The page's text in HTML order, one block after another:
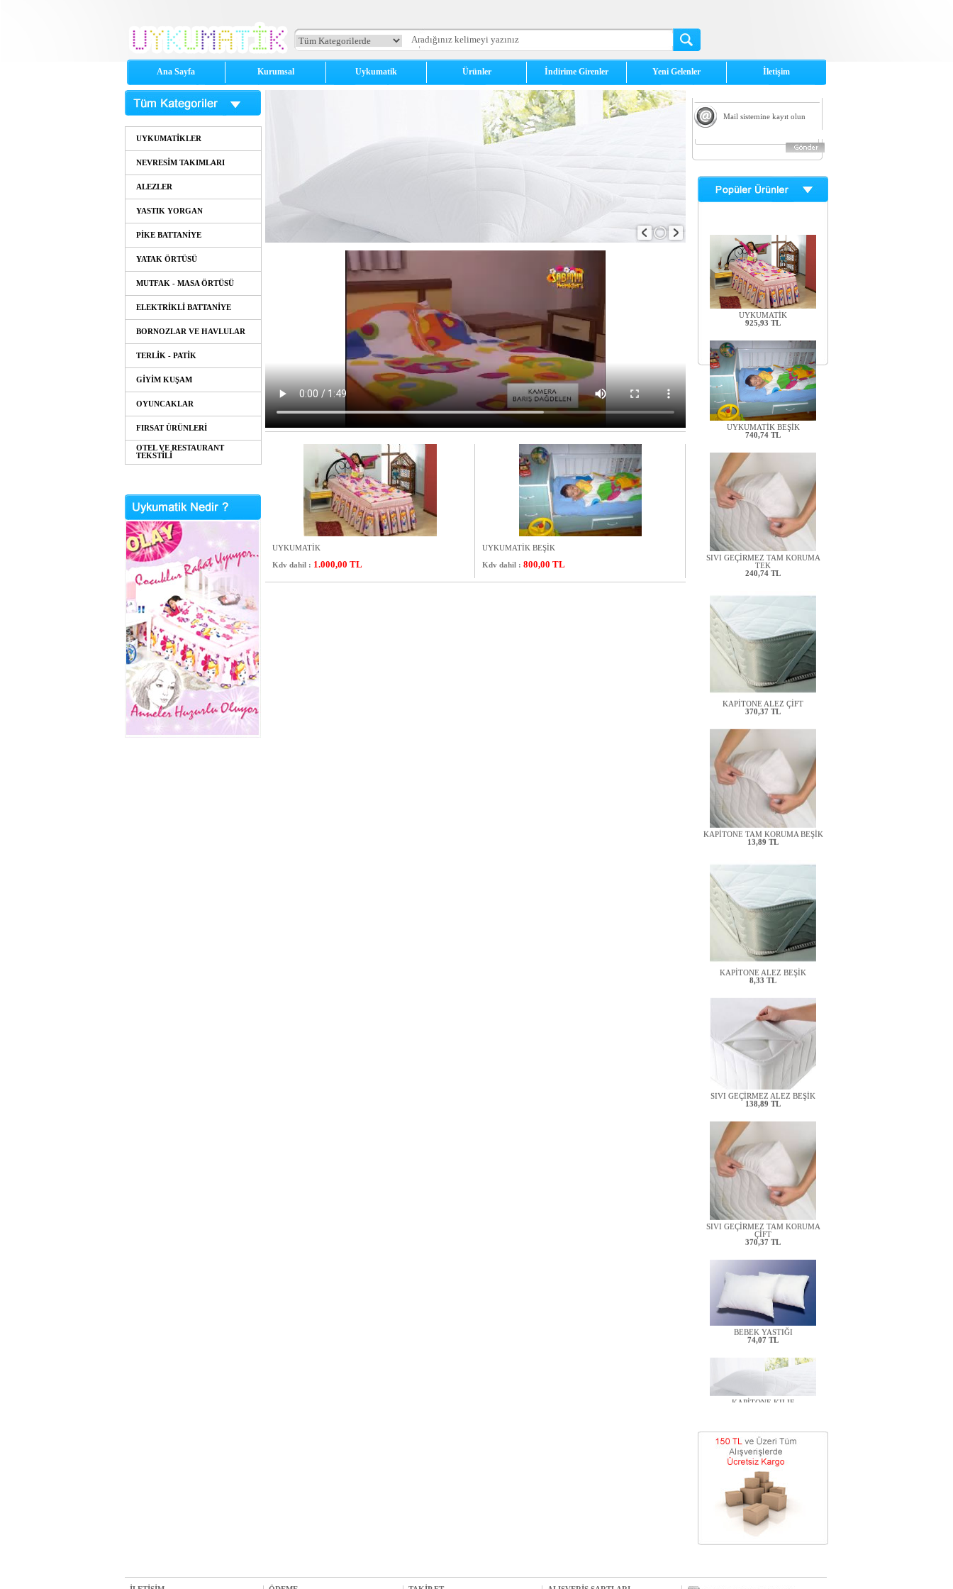
Ana Sayfa Kurumsal Uykumatik Ürünler İndirime Girenler Yeni Gelenler İletişim
UYKUMATİKLER
NEVRESİM TAKIMLARI
ALEZLER
YASTIK YORGAN
PİKE BATTANİYE
YATAK ÖRTÜSÜ
MUTFAK - MASA ÖRTÜSÜ
ELEKTRİKLİ BATTANİYE
BORNOZLAR VE HAVLULAR
TERLİK - PATİK
GİYİM KUŞAM
OYUNCAKLAR
FIRSAT ÜRÜNLERİ
OTEL VE RESTAURANT
TEKSTİLİ
UYKUMATİK
Kdv dahil : 1.000,00 TL
UYKUMATİK BEŞİK
Kdv dahil : 800,00 TL
Mail sistemine kayıt olun
UYKUMATİK
925,93 TL
UYKUMATİK BEŞİK
740,74 TL
SIVI GEÇİRMEZ TAM KORUMA
TEK
240,74 TL
KAPİTONE ALEZ ÇİFT
370,37 TL
KAPİTONE TAM KORUMA BEŞİK
13,89 TL
KAPİTONE ALEZ BEŞİK
8,33 TL
SIVI GEÇİRMEZ ALEZ BEŞİK
138,89 TL
SIVI GEÇİRMEZ TAM KORUMA
ÇİFT
370,37 TL
BEBEK YASTIĞI
74,07 TL
KAPİTONE KILIF
138,89 TL